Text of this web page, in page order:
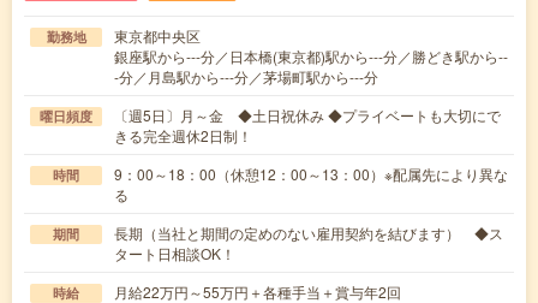
勤務地
東京都中央区
銀座駅から---分／日本橋(東京都)駅から---分／勝どき駅から--
-分／月島駅から---分／茅場町駅から---分
曜日頻度
〔週5日〕月～金 ◆土日祝休み ◆プライベートも大切にで
きる完全週休2日制！
時間
9：00～18：00（休憩12：00～13：00）※配属先により異な
る
期間
長期（当社と期間の定めのない雇用契約を結びます） ◆ス
タート日相談OK！
時給 月給22万円～55万円＋各種手当＋賞与年2回